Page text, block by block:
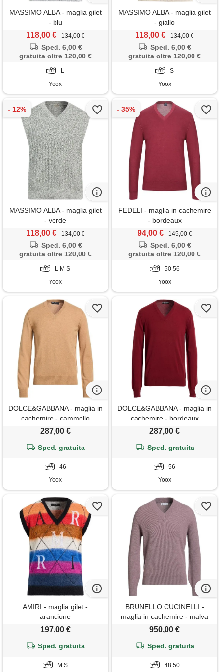
MASSIMO ALBA - maglia gilet
- blu
118,00 € 134,00 €
Sped. 6,00 €
gratuita oltre 120,00 €
L
Yoox
MASSIMO ALBA - maglia gilet
- giallo
118,00 € 134,00 €
Sped. 6,00 €
gratuita oltre 120,00 €
S
Yoox
MASSIMO ALBA - maglia gilet
- verde
118,00 € 134,00 €
Sped. 6,00 €
gratuita oltre 120,00 €
L M S
Yoox
FEDELI - maglia in cachemire
- bordeaux
94,00 € 145,00 €
Sped. 6,00 €
gratuita oltre 120,00 €
50 56
Yoox
DOLCE&GABBANA - maglia in
cachemire - cammello
287,00 €
Sped. gratuita
46
Yoox
DOLCE&GABBANA - maglia in
cachemire - bordeaux
287,00 €
Sped. gratuita
56
Yoox
AMIRI - maglia gilet -
arancione
197,00 €
Sped. gratuita
M S
BRUNELLO CUCINELLI -
maglia in cachemire - malva
950,00 €
Sped. gratuita
48 50